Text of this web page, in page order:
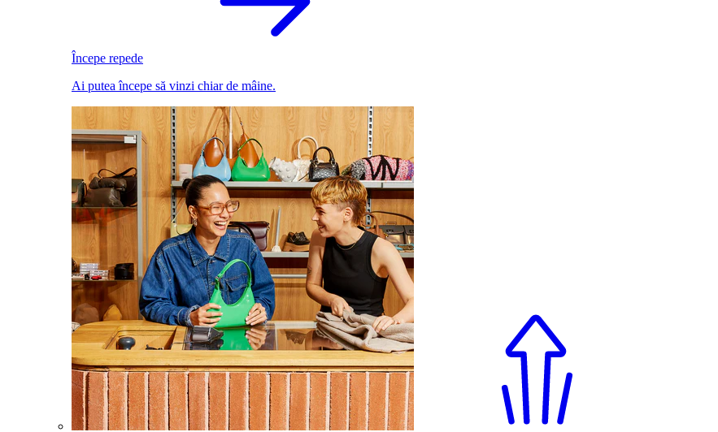
Începe repede
Ai putea începe să vinzi chiar de mâine.